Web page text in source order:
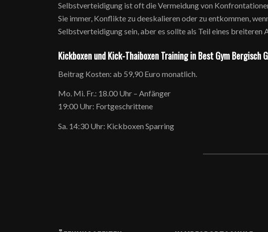
Selbstverteidigung ist oft die Vermeidung von
Sie immer, Konflikte zu deeskalieren oder zu entkommen,
Selbstverteidigung sein, aber es sollte als Teil eines
Kickboxen und Kick-Thaiboxen Training in Best Gym Bergisch
Beitrag Kosten: ab 59,90 Euro monatlich.
Mo. Mi. Fr.: 18.00 Uhr – Anfänger
19:00 Uhr: Fortgeschrittene
Sa. 14:30 Uhr: Kickboxen Sparring